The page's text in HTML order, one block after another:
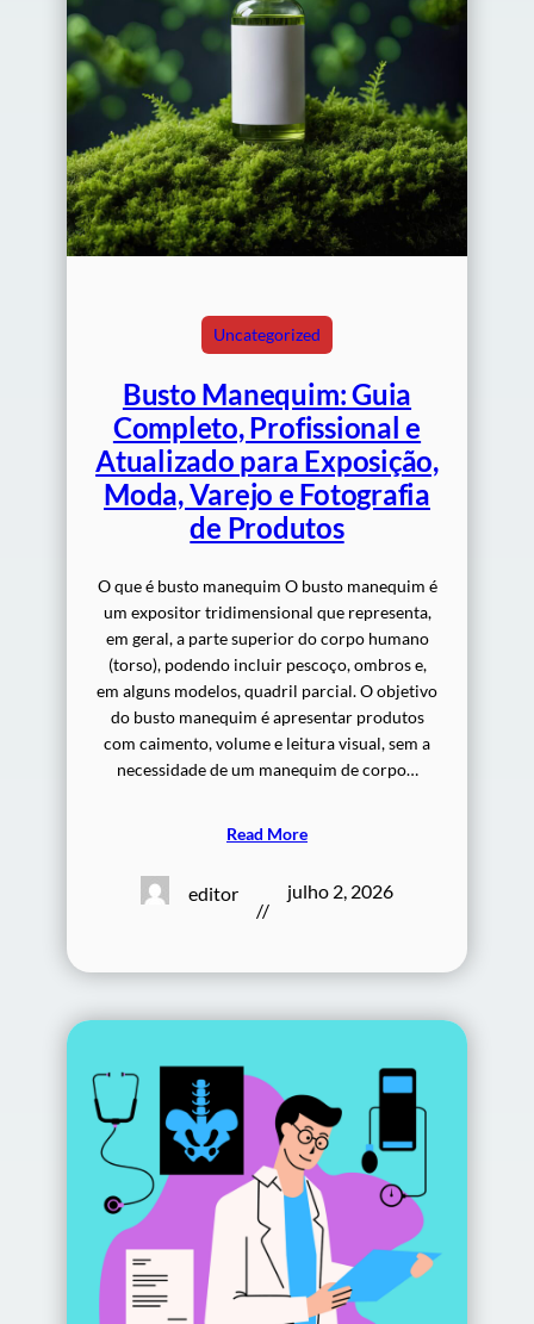
Uncategorized
Busto Manequim: Guia
Completo, Profissional e
Atualizado para Exposição,
Moda, Varejo e Fotografia
de Produtos
O que é busto manequim O busto manequim é
um expositor tridimensional que representa,
em geral, a parte superior do corpo humano
(torso), podendo incluir pescoço, ombros e,
em alguns modelos, quadril parcial. O objetivo
do busto manequim é apresentar produtos
com caimento, volume e leitura visual, sem a
necessidade de um manequim de corpo…
Read More
editor
//
julho 2, 2026